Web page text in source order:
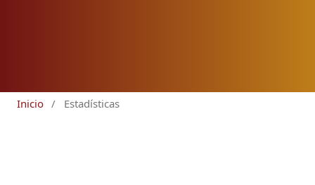
Inicio / Estadísticas